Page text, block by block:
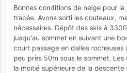
Bonnes conditions de neige pour
tracée. Avons sorti les couteaux,
nécessaires. Dépôt des skis à
jusqu'au sommet en suivant une
court passage en dalles rocheuses
peu près 50m sous le sommet.
la moitié supérieure de la